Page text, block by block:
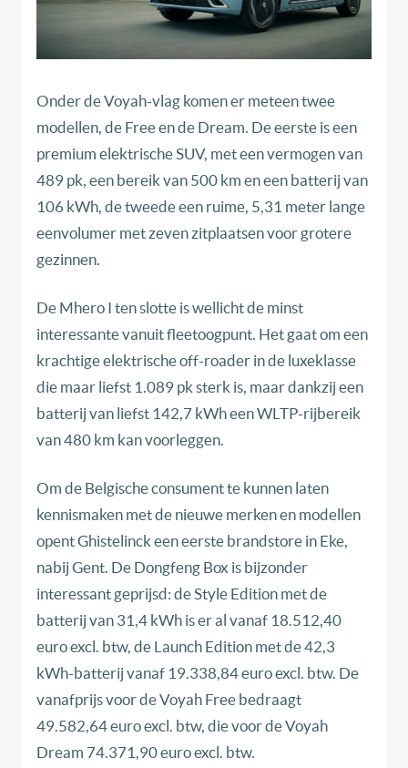
Onder de Voyah-vlag komen er meteen twee
modellen, de Free en de Dream. De eerste is een
premium elektrische SUV, met een vermogen van
489 pk, een bereik van 500 km en een batterij van
106 kWh, de tweede een ruime, 5,31 meter lange
eenvolumer met zeven zitplaatsen voor grotere
gezinnen.
De Mhero I ten slotte is wellicht de minst
interessante vanuit fleetoogpunt. Het gaat om een
krachtige elektrische off-roader in de luxeklasse
die maar liefst 1.089 pk sterk is, maar dankzij een
batterij van liefst 142,7 kWh een WLTP-rijbereik
van 480 km kan voorleggen.
Om de Belgische consument te kunnen laten
kennismaken met de nieuwe merken en modellen
opent Ghistelinck een eerste brandstore in Eke,
nabij Gent. De Dongfeng Box is bijzonder
interessant geprijsd: de Style Edition met de
batterij van 31,4 kWh is er al vanaf 18.512,40
euro excl. btw, de Launch Edition met de 42,3
kWh-batterij vanaf 19.338,84 euro excl. btw. De
vanafprijs voor de Voyah Free bedraagt
49.582,64 euro excl. btw, die voor de Voyah
Dream 74.371,90 euro excl. btw.